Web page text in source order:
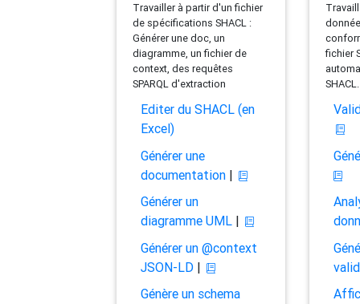
Travailler à partir d'un fichier
de spécifications SHACL :
Générer une doc, un
diagramme, un fichier de
context, des requêtes
SPARQL d'extraction
Editer du SHACL (en
Excel)
Générer une
documentation|
Générer un
diagramme UML|
Générer un @context
JSON-LD|
Génère un schema
fichier
SHACL.